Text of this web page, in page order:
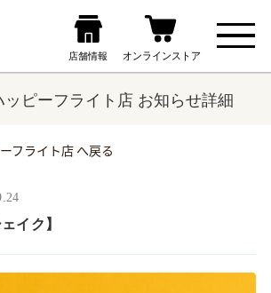
ッピーフライト店 お知らせ詳細
フライト店 へ戻る
イク】